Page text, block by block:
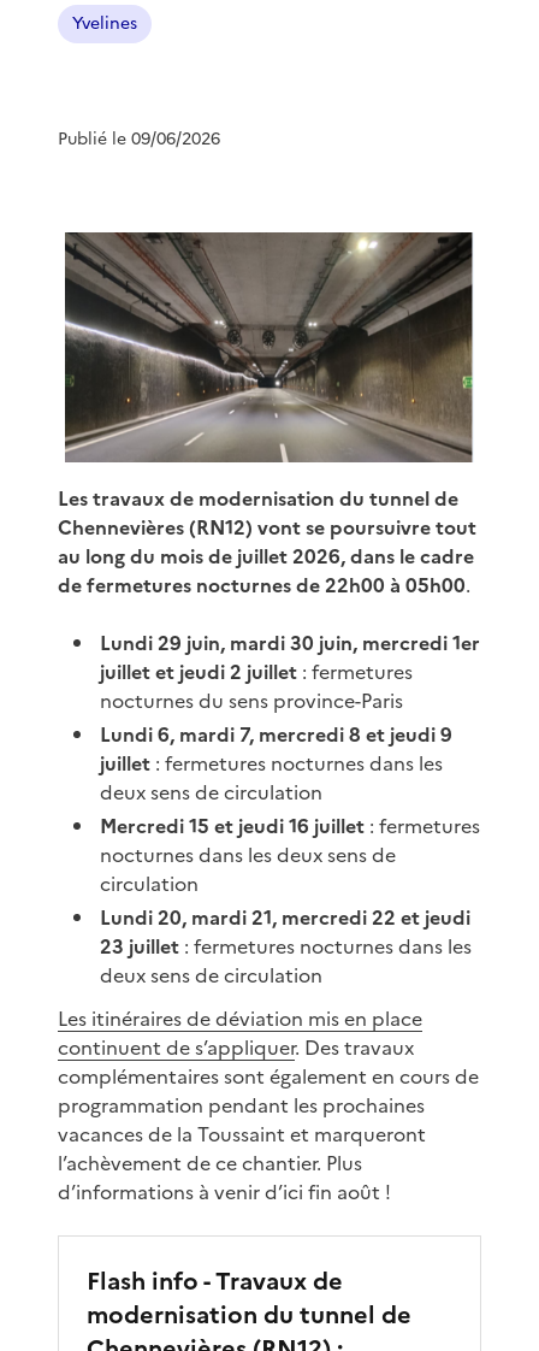
Yvelines
Publié le 09/06/2026
Les travaux de modernisation du tunnel de
Chennevières (RN12) vont se poursuivre tout
au long du mois de juillet 2026, dans le cadre
de fermetures nocturnes de 22h00 à 05h00.
Lundi 29 juin, mardi 30 juin, mercredi 1er
juillet et jeudi 2 juillet : fermetures
nocturnes du sens province-Paris
Lundi 6, mardi 7, mercredi 8 et jeudi 9
juillet : fermetures nocturnes dans les
deux sens de circulation
Mercredi 15 et jeudi 16 juillet : fermetures
nocturnes dans les deux sens de
circulation
Lundi 20, mardi 21, mercredi 22 et jeudi
23 juillet : fermetures nocturnes dans les
deux sens de circulation
Les itinéraires de déviation mis en place
continuent de s’appliquer. Des travaux
complémentaires sont également en cours de
programmation pendant les prochaines
vacances de la Toussaint et marqueront
l’achèvement de ce chantier. Plus
d’informations à venir d’ici fin août !
Flash info - Travaux de
modernisation du tunnel de